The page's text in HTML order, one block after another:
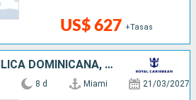
US$ 627 +Tasas
PUERTO RICO, REPÚBLICA DOMINICANA, ESTADOS UNIDOS
8 d Miami 21/03/2027